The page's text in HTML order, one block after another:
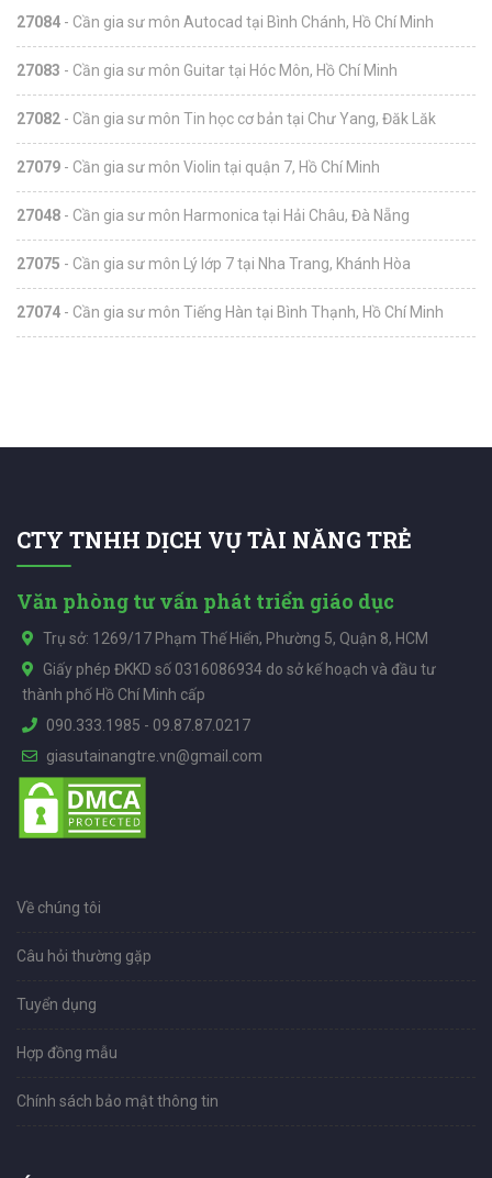
27084 - Cần gia sư môn Autocad tại Bình Chánh, Hồ Chí Minh
27083 - Cần gia sư môn Guitar tại Hóc Môn, Hồ Chí Minh
27082 - Cần gia sư môn Tin học cơ bản tại Chư Yang, Đăk Lăk
27079 - Cần gia sư môn Violin tại quận 7, Hồ Chí Minh
27048 - Cần gia sư môn Harmonica tại Hải Châu, Đà Nẵng
27075 - Cần gia sư môn Lý lớp 7 tại Nha Trang, Khánh Hòa
27074 - Cần gia sư môn Tiếng Hàn tại Bình Thạnh, Hồ Chí Minh
CTY TNHH DỊCH VỤ TÀI NĂNG TRẺ
Văn phòng tư vấn phát triển giáo dục
Trụ sở: 1269/17 Phạm Thế Hiển, Phường 5, Quận 8, HCM
Giấy phép ĐKKD số 0316086934 do sở kế hoạch và đầu tư
thành phố Hồ Chí Minh cấp
090.333.1985 - 09.87.87.0217
giasutainangtre.vn@gmail.com
Về chúng tôi
Câu hỏi thường gặp
Tuyển dụng
Hợp đồng mẫu
Chính sách bảo mật thông tin